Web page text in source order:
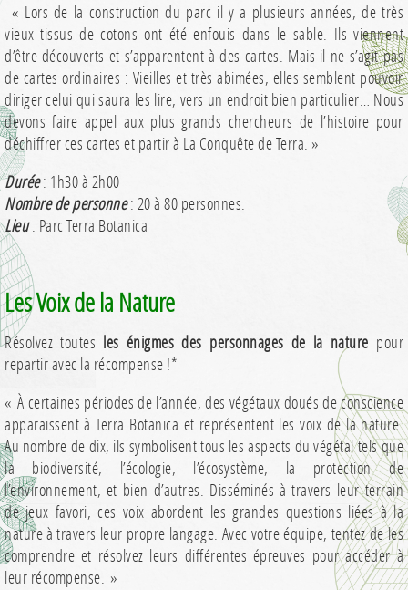
« Lors de la construction du parc il y a plusieurs années, de très
vieux tissus de cotons ont été enfouis dans le sable. Ils viennent
d’être découverts et s’apparentent à des cartes. Mais il ne s’agit pas
de cartes ordinaires : Vieilles et très abimées, elles semblent pouvoir
diriger celui qui saura les lire, vers un endroit bien particulier… Nous
devons faire appel aux plus grands chercheurs de l’histoire pour
déchiffrer ces cartes et partir à La Conquête de Terra. »
Durée: 1h30 à 2h00
Nombre de personne : 20 à 80 personnes.
Lieu: Parc Terra Botanica
Les Voix de la Nature
Résolvez toutes les énigmes des personnages de la nature pour
repartir avec la récompense !*
« À certaines périodes de l’année, des végétaux doués de conscience
apparaissent à Terra Botanica et représentent les voix de la nature.
Au nombre de dix, ils symbolisent tous les aspects du végétal tels que
la biodiversité, l’écologie, l’écosystème, la protection de
l’environnement, et bien d’autres. Disséminés à travers leur terrain
de jeux favori, ces voix abordent les grandes questions liées à la
nature à travers leur propre langage. Avec votre équipe, tentez de les
comprendre et résolvez leurs différentes épreuves pour accéder à
leur récompense. »